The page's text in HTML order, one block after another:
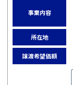
事業内容
所在地
譲渡希望価額